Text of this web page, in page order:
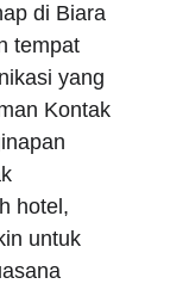
di Biara
tempat
yang
Kontak
hotel,
untuk